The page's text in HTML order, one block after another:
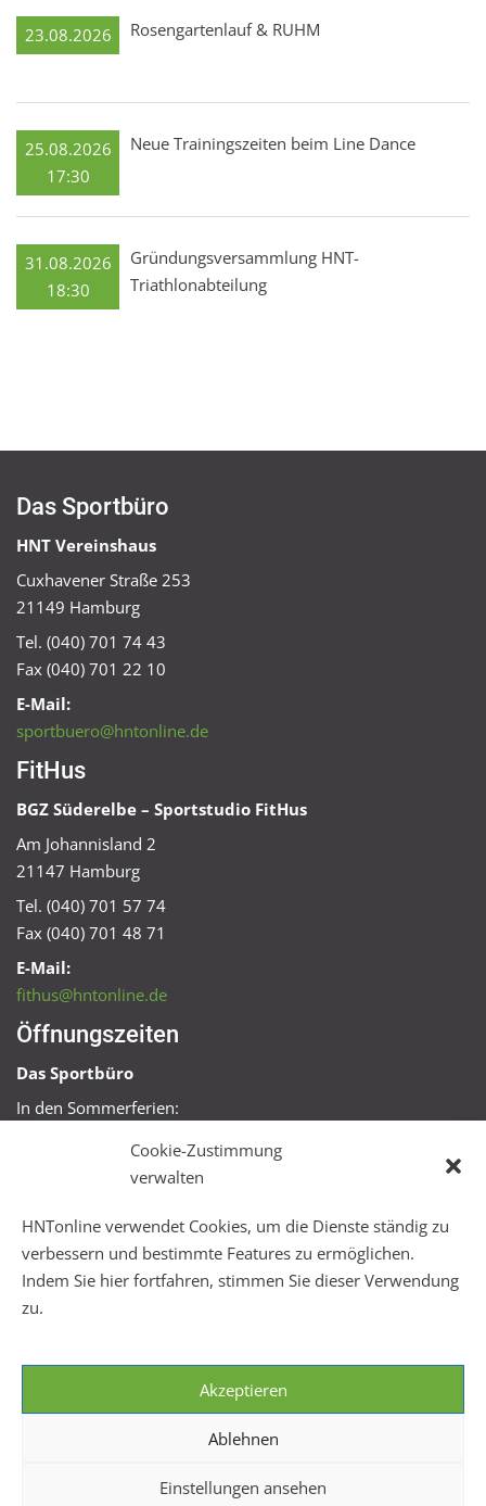
Cookie-Zustimmung
verwalten
HNTonline verwendet Cookies, um die Dienste ständig zu
verbessern und bestimmte Features zu ermöglichen.
Indem Sie hier fortfahren, stimmen Sie dieser Verwendung
zu.
Akzeptieren
Ablehnen
Einstellungen ansehen
23.08.2026 Rosengartenlauf & RUHM
25.08.2026
17:30
Neue Trainingszeiten beim Line Dance
31.08.2026
18:30
Gründungsversammlung HNT-
Triathlonabteilung
Das Sportbüro
HNT Vereinshaus
Cuxhavener Straße 253
21149 Hamburg
Tel. (040) 701 74 43
Fax (040) 701 22 10
E-Mail:
sportbuero@hntonline.de
FitHus
BGZ Süderelbe – Sportstudio FitHus
Am Johannisland 2
21147 Hamburg
Tel. (040) 701 57 74
Fax (040) 701 48 71
E-Mail:
fithus@hntonline.de
Öffnungszeiten
Das Sportbüro
In den Sommerferien:
Mo + Mi 16:00 – 18:00 Uhr
Mo – Fr 08:00 – 22:00 Uhr
Sa + So 10:00 – 18:00 Uhr